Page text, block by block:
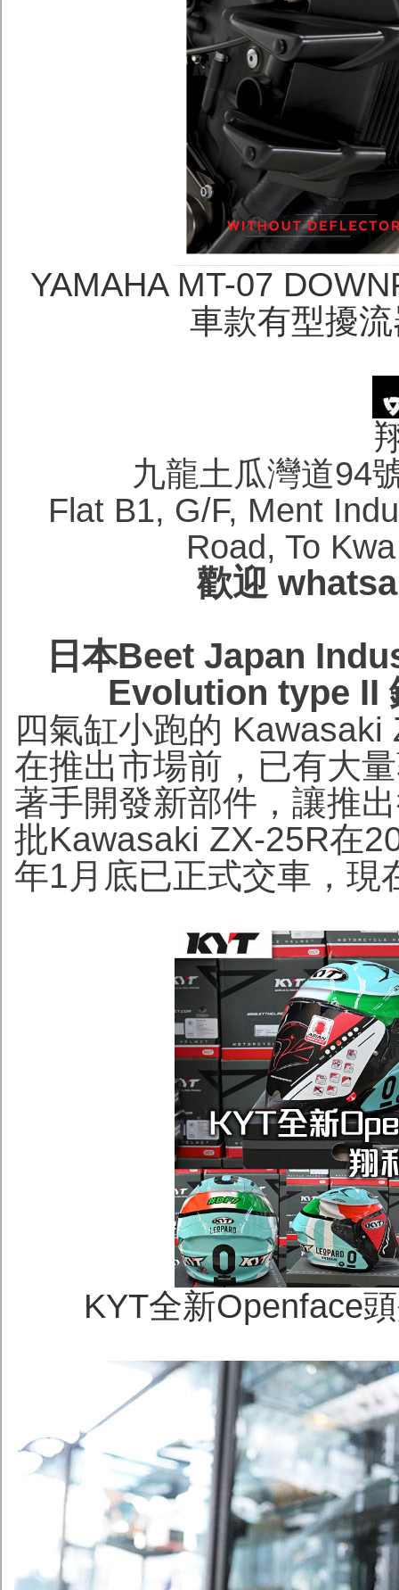
YAMAHA MT-07
車款有型擾
九龍土瓜灣道94
Flat B1, G/F, Ment
Road, To
歡迎
日本Beet Japan
Evolution type II
四氣缸小跑的
在推出市場前，已有大
著手開發新部件，讓推
批Kawasaki ZX-25R在
年1月底已正式交車，現
KYT全新Openface